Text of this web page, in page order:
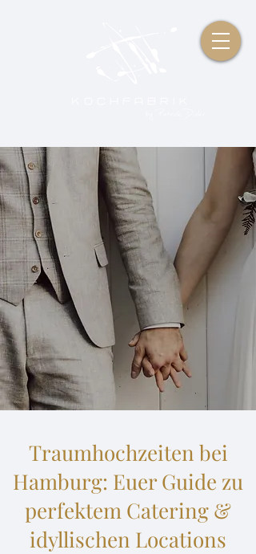
Traumhochzeiten bei
Hamburg: Euer Guide zu
perfektem Catering &
idyllischen Locations